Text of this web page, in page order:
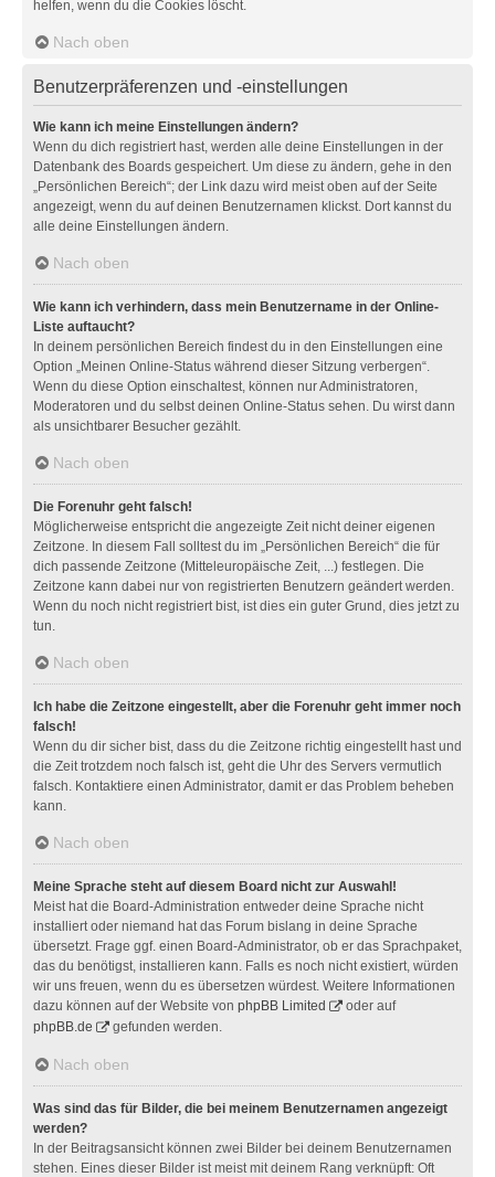
helfen, wenn du die Cookies löscht.
Nach oben
Benutzerpräferenzen und -einstellungen
Wie kann ich meine Einstellungen ändern?
Wenn du dich registriert hast, werden alle deine Einstellungen in der
Datenbank des Boards gespeichert. Um diese zu ändern, gehe in den
„Persönlichen Bereich“; der Link dazu wird meist oben auf der Seite
angezeigt, wenn du auf deinen Benutzernamen klickst. Dort kannst du
alle deine Einstellungen ändern.
Nach oben
Wie kann ich verhindern, dass mein Benutzername in der Online-
Liste auftaucht?
In deinem persönlichen Bereich findest du in den Einstellungen eine
Option „Meinen Online-Status während dieser Sitzung verbergen“.
Wenn du diese Option einschaltest, können nur Administratoren,
Moderatoren und du selbst deinen Online-Status sehen. Du wirst dann
als unsichtbarer Besucher gezählt.
Nach oben
Die Forenuhr geht falsch!
Möglicherweise entspricht die angezeigte Zeit nicht deiner eigenen
Zeitzone. In diesem Fall solltest du im „Persönlichen Bereich“ die für
dich passende Zeitzone (Mitteleuropäische Zeit, ...) festlegen. Die
Zeitzone kann dabei nur von registrierten Benutzern geändert werden.
Wenn du noch nicht registriert bist, ist dies ein guter Grund, dies jetzt zu
tun.
Nach oben
Ich habe die Zeitzone eingestellt, aber die Forenuhr geht immer noch
falsch!
Wenn du dir sicher bist, dass du die Zeitzone richtig eingestellt hast und
die Zeit trotzdem noch falsch ist, geht die Uhr des Servers vermutlich
falsch. Kontaktiere einen Administrator, damit er das Problem beheben
kann.
Nach oben
Meine Sprache steht auf diesem Board nicht zur Auswahl!
Meist hat die Board-Administration entweder deine Sprache nicht
installiert oder niemand hat das Forum bislang in deine Sprache
übersetzt. Frage ggf. einen Board-Administrator, ob er das Sprachpaket,
das du benötigst, installieren kann. Falls es noch nicht existiert, würden
wir uns freuen, wenn du es übersetzen würdest. Weitere Informationen
dazu können auf der Website von phpBB Limited
oder auf
phpBB.de
gefunden werden.
Nach oben
Was sind das für Bilder, die bei meinem Benutzernamen angezeigt
werden?
In der Beitragsansicht können zwei Bilder bei deinem Benutzernamen
stehen. Eines dieser Bilder ist meist mit deinem Rang verknüpft: Oft